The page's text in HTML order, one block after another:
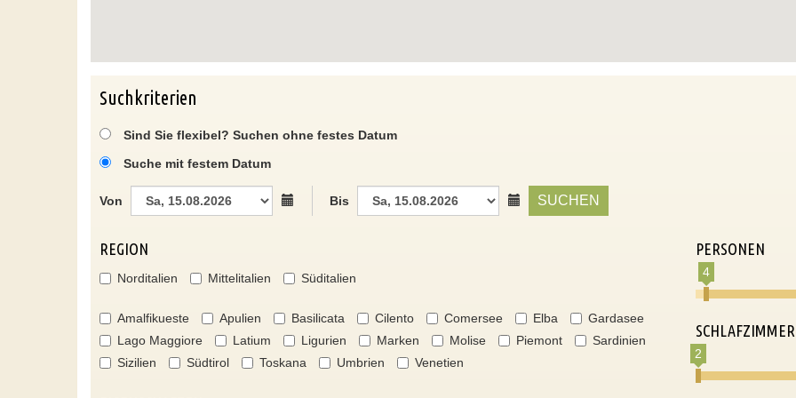
Suchkriterien
Sind Sie flexibel? Suchen ohne festes Datum
Suche mit festem Datum
Von Bis SUCHEN
REGION
Norditalien Mittelitalien Süditalien
Amalfikueste Apulien Basilicata Cilento Comersee Elba
Gardasee
Lago Maggiore
Latium Ligurien Marken Molise Piemont
Sardinien
Sizilien
Südtirol Toskana Umbrien Venetien
PERSONEN
4
SCHLAFZIMMER
2